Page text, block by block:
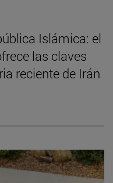
Islámica: el
las claves
reciente de Irán